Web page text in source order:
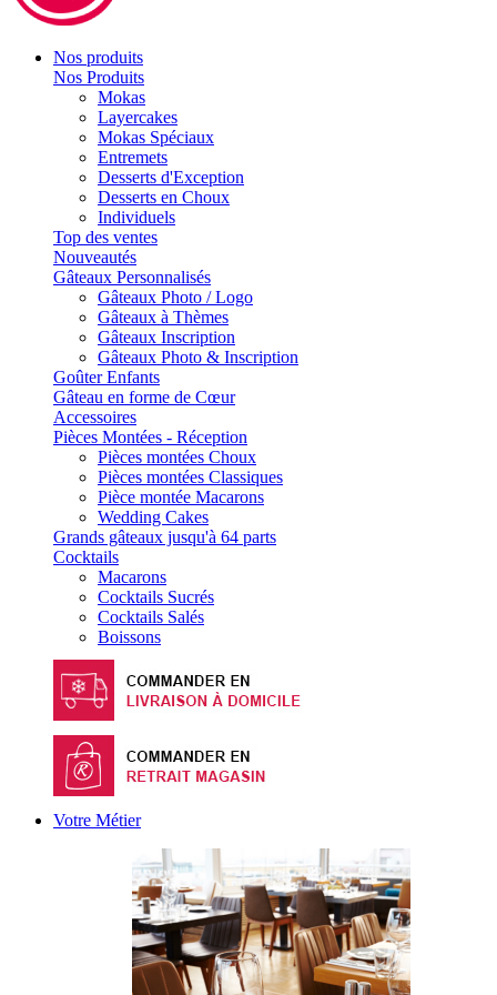
Nos produits
Nos Produits
Mokas
Layercakes
Mokas Spéciaux
Entremets
Desserts d'Exception
Desserts en Choux
Individuels
Top des ventes
Nouveautés
Gâteaux Personnalisés
Gâteaux Photo / Logo
Gâteaux à Thèmes
Gâteaux Inscription
Gâteaux Photo & Inscription
Goûter Enfants
Gâteau en forme de Cœur
Accessoires
Pièces Montées - Réception
Pièces montées Choux
Pièces montées Classiques
Pièce montée Macarons
Wedding Cakes
Grands gâteaux jusqu'à 64 parts
Cocktails
Macarons
Cocktails Sucrés
Cocktails Salés
Boissons
Votre Métier